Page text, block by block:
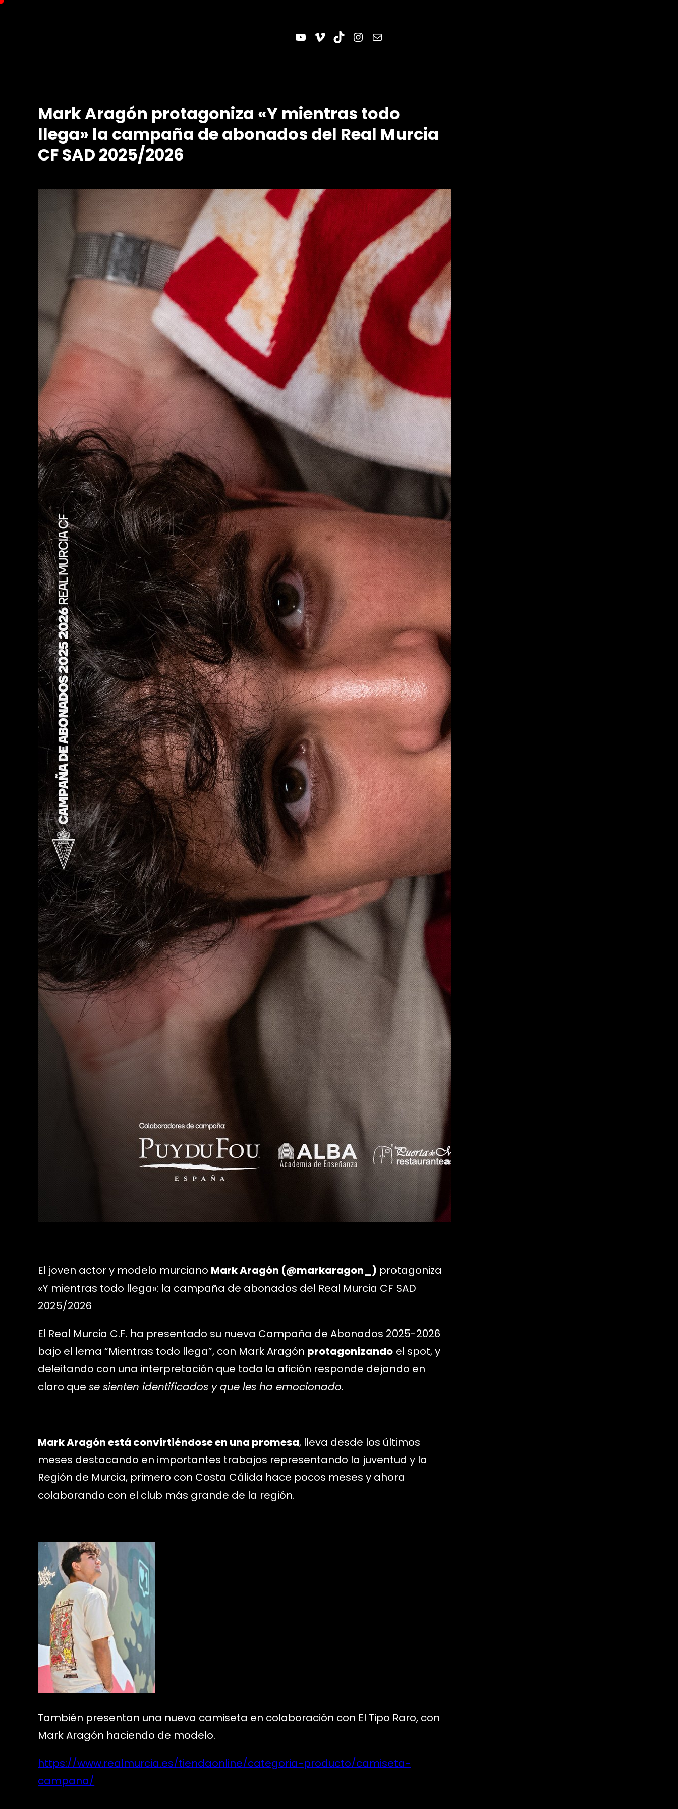
YouTube
VimeoTikTokInstagram
Correo electrónico
Mark Aragón protagoniza «Y mientras todo
llega» la campaña de abonados del Real Murcia
CF SAD 2025/2026
El joven actor y modelo murciano Mark Aragón (@markaragon_) protagoniza
«Y mientras todo llega»: la campaña de abonados del Real Murcia CF SAD
2025/2026
El Real Murcia C.F. ha presentado su nueva Campaña de Abonados 2025-2026
bajo el lema “Mientras todo llega”, con Mark Aragón protagonizando el spot, y
deleitando con una interpretación que toda la afición responde dejando en
claro quese sienten identificados y que les ha emocionado.
Mark Aragón está convirtiéndose en una promesa, lleva desde los últimos
meses destacando en importantes trabajos representando la juventud y la
Región de Murcia, primero con Costa Cálida hace pocos meses y ahora
colaborando con el club más grande de la región.
También presentan una nueva camiseta en colaboración con El Tipo Raro, con
Mark Aragón haciendo de modelo.
https://www.realmurcia.es/tiendaonline/categoria-producto/camiseta-
campana/